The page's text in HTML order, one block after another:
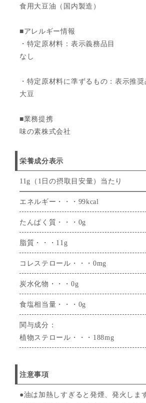
食用大豆油（国内製造）
■アレルギー情報
・特定原材料：表示義務品目
なし
・特定原材料に準ずるもの：表示推奨
大豆
■業務提携
味の素株式会社
栄養成分表示
11g（1日の摂取目安量）当たり
エネルギー・・・99kcal
たんぱく質・・・0g
脂質・・・11g
コレステロール・・・0mg
炭水化物・・・0g
食塩相当量・・・0g
関与成分：
植物ステロール・・・188mg
注意事項
●油は加熱しすぎると発煙、発火しま